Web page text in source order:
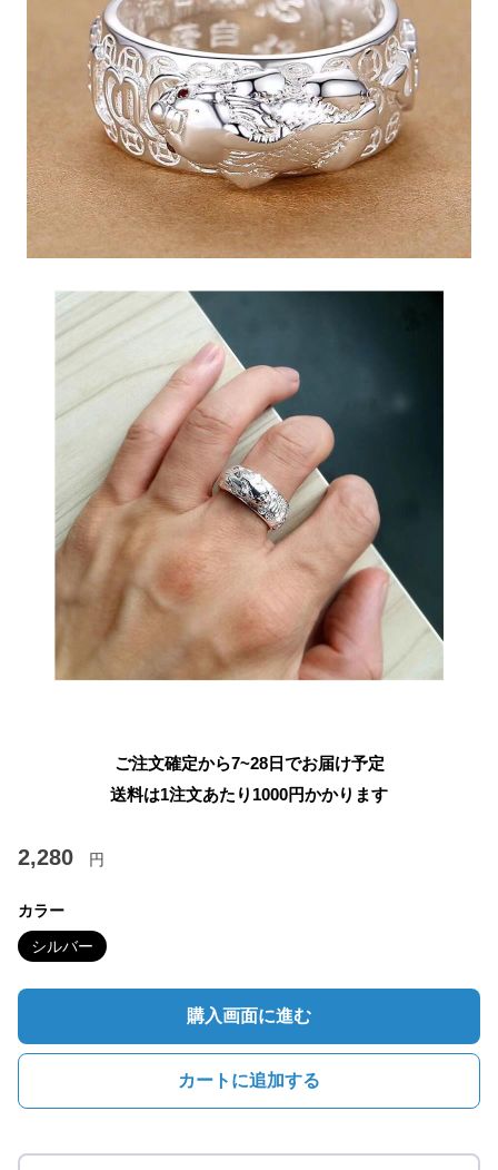
ご注文確定から7~28日でお届け予定
送料は1注文あたり 1000円かかります
2,280 円
カラー
シルバー
購入画面に進む
カートに追加する